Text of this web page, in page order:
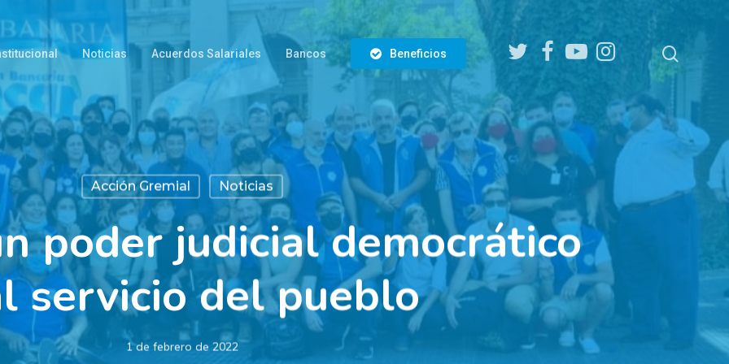
Noticias Acuerdos Salariales Bancos Beneficios
twitter facebookyoutubeinstagram search
Acción Gremial Noticias
poder judicial democrático
servicio del pueblo
1 de febrero de 2022